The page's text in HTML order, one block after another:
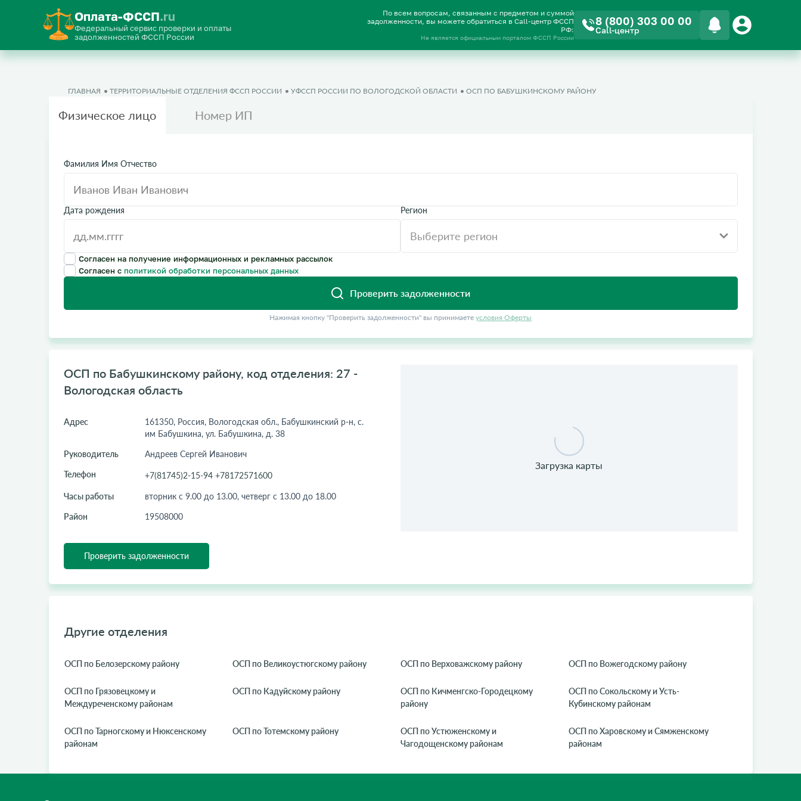
Оплата-ФССП.ru
Федеральный сервис проверки и оплаты
задолженностей ФССП России
По всем вопросам, связанным с предметом и суммой
задолженности, вы можете обратиться в Call-центр ФССП
РФ:
Не является официальным порталом ФССП России
8 (800) 303 00 00
Call-центр
ГЛАВНАЯ ТЕРРИТОРИАЛЬНЫЕ ОТДЕЛЕНИЯ ФССП РОССИИ УФССП РОССИИ ПО ВОЛОГОДСКОЙ ОБЛАСТИ ОСП ПО БАБУШКИНСКОМУ РАЙОНУ
Физическое лицо Номер ИП
Фамилия Имя Отчество
Дата рождения Регион
Согласен на получение информационных и рекламных рассылок
Согласен с политикой обработки персональных данных
Проверить задолженности
Нажимая кнопку "Проверить задолженности" вы принимаете условия Оферты
ОСП по Бабушкинскому району, код отделения: 27 -
Вологодская область
Адрес
161350, Россия, Вологодская обл., Бабушкинский р-н, с.
им Бабушкина, ул. Бабушкина, д. 38
Руководитель
Андреев Сергей Иванович
Телефон
+7(81745)2-15-94 +78172571600
Часы работы
вторник с 9.00 до 13.00, четверг с 13.00 до 18.00
Район
19508000
Проверить задолженности
Другие отделения
ОСП по Белозерскому району ОСП по Великоустюгскому району ОСП по Верховажскому району ОСП по Вожегодскому району
ОСП по Грязовецкому и
Междуреченскому районам
ОСП по Кадуйскому району
ОСП по Кичменгско-Городецкому
району
ОСП по Сокольскому и Усть-
Кубинскому районам
ОСП по Тарногскому и Нюксенскому
районам
ОСП по Тотемскому району
ОСП по Устюженскому и
Чагодощенскому районам
ОСП по Харовскому и Сямженскому
районам